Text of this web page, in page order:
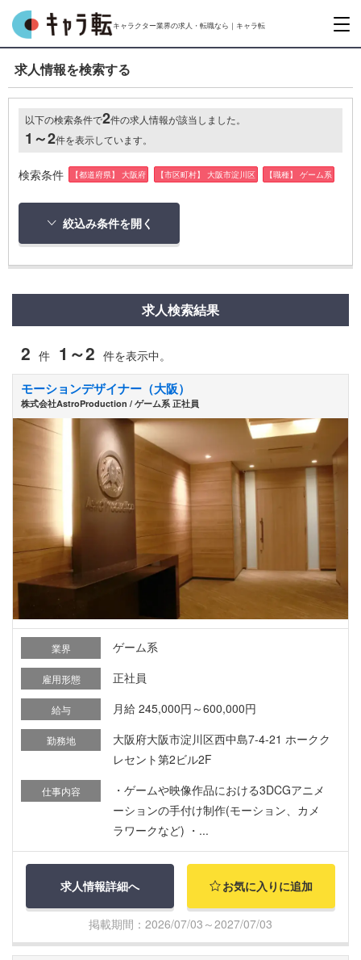
キャラクター業界の求人・転職なら｜キャラ転
求人情報を検索する
以下の検索条件で2件の求人情報が該当しました。
1～2件を表示しています。
検索条件 【都道府県】 大阪府 【市区町村】 大阪市淀川区 【職種】 ゲーム系
絞込み条件を開く
求人検索結果
2 件 1～2 件を表示中。
モーションデザイナー（大阪）
株式会社AstroProduction / ゲーム系 正社員
業界 ゲーム系
雇用形態 正社員
給与 月給 245,000円～600,000円
勤務地
大阪府大阪市淀川区西中島7-4-21 ホークク
レセント第2ビル2F
仕事内容
・ゲームや映像作品における3DCGアニメ
ーションの手付け制作(モーション、カメ
ラワークなど) ・...
求人情報詳細へ お気に入りに追加
掲載期間：2026/07/03～2027/07/03